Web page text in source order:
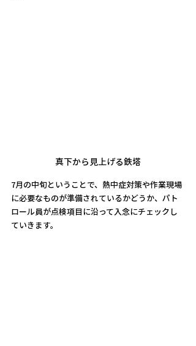
真下から見上げる鉄塔
7月の中旬ということで、熱中症対策や作業現場
に必要なものが準備されているかどうか、パト
ロール員が点検項目に沿って入念にチェックし
ていきます。